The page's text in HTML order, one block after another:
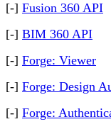
[-] Fusion 360 API
[-] BIM 360 API
[-] Forge: Viewer
[-] Forge: Design
[-] Forge: